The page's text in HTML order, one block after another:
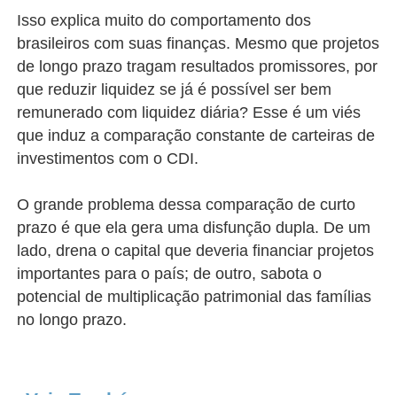
Isso explica muito do comportamento dos
brasileiros com suas finanças. Mesmo que projetos
de longo prazo tragam resultados promissores, por
que reduzir liquidez se já é possível ser bem
remunerado com liquidez diária? Esse é um viés
que induz a comparação constante de carteiras de
investimentos com o CDI.
O grande problema dessa comparação de curto
prazo é que ela gera uma disfunção dupla. De um
lado, drena o capital que deveria financiar projetos
importantes para o país; de outro, sabota o
potencial de multiplicação patrimonial das famílias
no longo prazo.